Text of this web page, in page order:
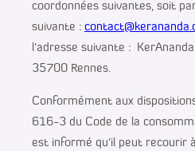
coordonnées suivantes, soit
suivante :
l’adresse suivante :
35700 Rennes.
Conformément aux
616-3 du Code de la
est informé qu’il peut recourir